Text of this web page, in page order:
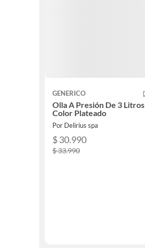
GENERICO
Olla A Presión De 3 Litros
Color Plateado
Por Delirius spa
$ 30.990
$ 33.990